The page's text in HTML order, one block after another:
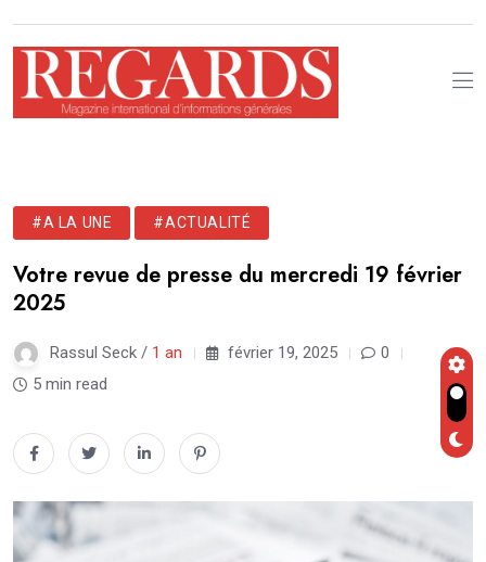
#A LA UNE #ACTUALITÉ
Votre revue de presse du mercredi 19 février
2025
Rassul Seck / 1 an février 19, 2025
0
5 min read